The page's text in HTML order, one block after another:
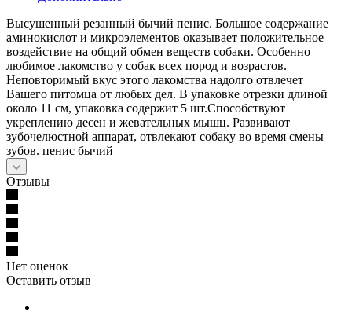
Высушенный резанный бычий пенис. Большое содержание
аминокислот и микроэлементов оказывает положительное
воздействие на общий обмен веществ собаки. Особенно
любимое лакомство у собак всех пород и возрастов.
Неповторимый вкус этого лакомства надолго отвлечет
Вашего питомца от любых дел. В упаковке отрезки длиной
около 11 см, упаковка содержит 5 шт.Способствуют
укреплению десен и жевательных мышц. Развивают
зубочелюстной аппарат, отвлекают собаку во время смены
зубов. пенис бычий
Отзывы
Нет оценок
Оставить отзыв